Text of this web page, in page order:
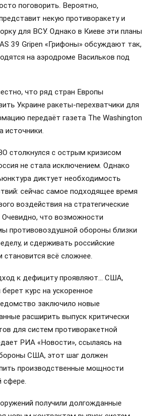
поговорить. Вероятно,
некую противоракету и
для ВСУ. Однако в Киеве эти планы
39 Gripen «Грифоны» обсуждают так,
на аэродроме Васильков под
что ряд стран Европы
Украине ракеты-перехватчики для
передаёт газета The Washington
источники.
столкнулся с острым кризисом
не стала исключением. Однако
диктует необходимость
сейчас самое подходящее время
воздействия на стратегические
что возможности
противовоздушной обороны близки
и сдерживать российские
становится всё сложнее.
к дефициту проявляют… США,
курс на ускоренное
заключило новые
расширить выпуск критически
для систем противоракетной
РИА «Новости», ссылаясь на
США, этот шаг должен
производственные мощности
сфере.
получили долгожданные